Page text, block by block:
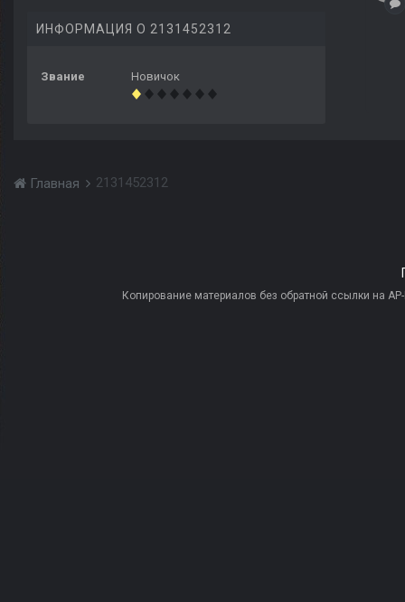
ИНФОРМАЦИЯ О 2131452312
Звание Новичок
Главная 2131452312
Копирование материалов без обратной ссылки на